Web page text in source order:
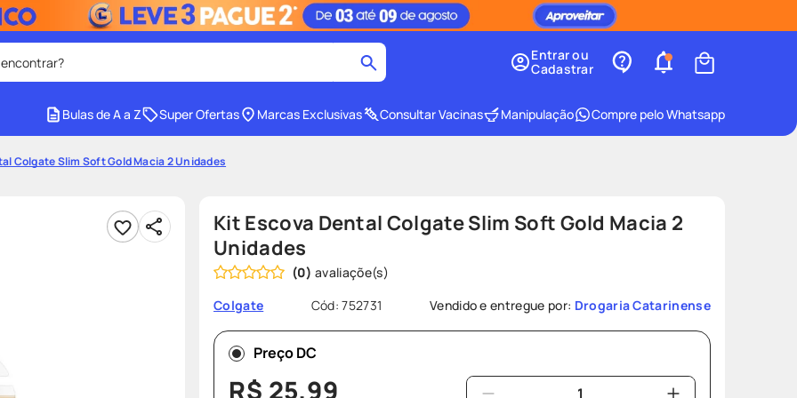
4º protetor solar facial
8º sabonete liquido
protetor solar
Entrar ou
Cadastrar
Bulas de A a Z Super Ofertas Marcas Exclusivas Consultar Vacinas Manipulação Compre pelo Whatsapp
Colgate Slim Soft Gold Macia 2 Unidades
Kit Escova Dental Colgate Slim Soft Gold Macia 2
Unidades
(0)
Colgate
Cód:752731 Vendido e entregue por: Drogaria Catarinense
Preço DC
R$ 25,99